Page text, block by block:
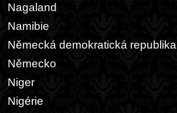
Nagaland
Namibie
Německá demokratická republika
Německo
Niger
Nigérie